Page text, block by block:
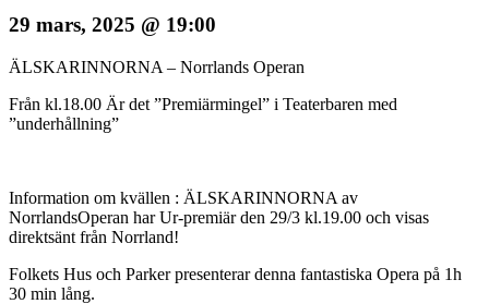
29 mars, 2025 @ 19:00
ÄLSKARINNORNA – Norrlands Operan
Från kl.18.00 Är det ”Premiärmingel” i Teaterbaren med
”underhållning”
Information om kvällen : ÄLSKARINNORNA av
NorrlandsOperan har Ur-premiär den 29/3 kl.19.00 och visas
direktsänt från Norrland!
Folkets Hus och Parker presenterar denna fantastiska Opera på 1h
30 min lång.